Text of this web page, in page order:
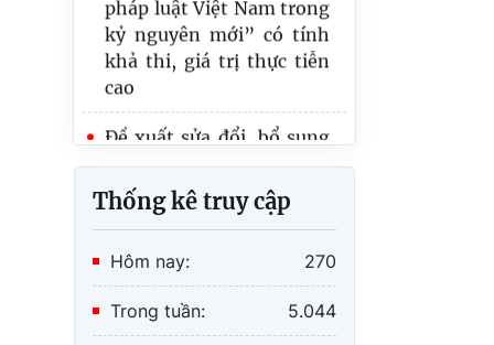
khả thi, giá trị thực tiễn
cao
Đề xuất sửa đổi, bổ sung
Thông tư quy định về
thời hạn lưu trữ hồ sơ, tài
liệu
Hồ sơ dự án Luật về văn
Hoàn thiện thẩm quyền,
nội dung ban hành văn
bản quy phạm pháp luật
Thống kê truy cập
Hôm nay: 270
Trong tuần: 5.044